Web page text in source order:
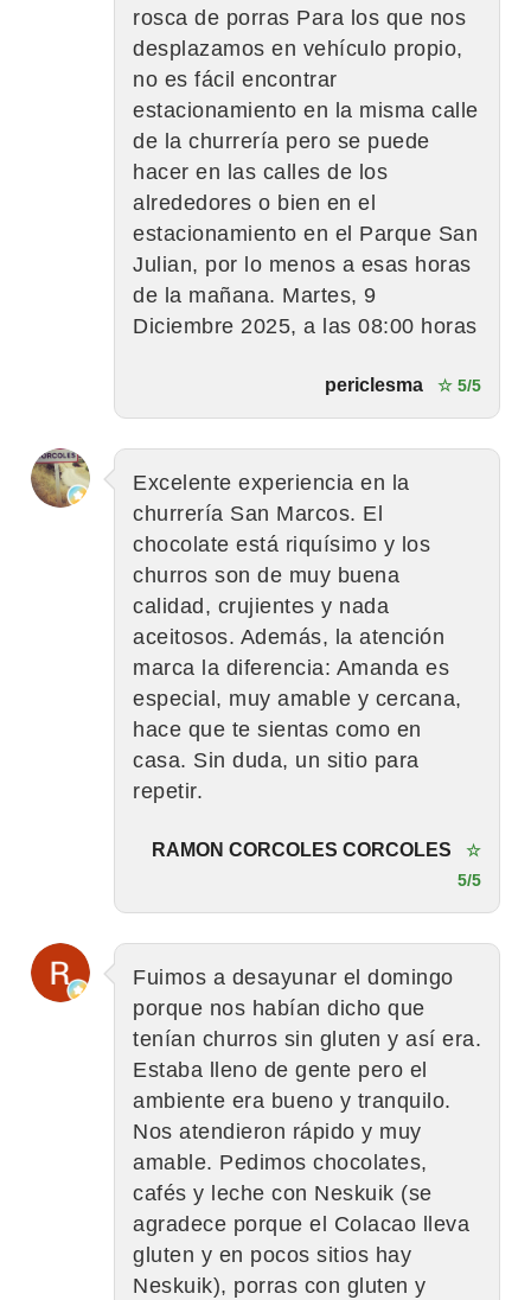
rosca de porras Para los que nos
desplazamos en vehículo propio,
no es fácil encontrar
estacionamiento en la misma calle
de la churrería pero se puede
hacer en las calles de los
alrededores o bien en el
estacionamiento en el Parque San
Julian, por lo menos a esas horas
de la mañana. Martes, 9
Diciembre 2025, a las 08:00 horas
periclesma ☆ 5/5
Excelente experiencia en la
churrería San Marcos. El
chocolate está riquísimo y los
churros son de muy buena
calidad, crujientes y nada
aceitosos. Además, la atención
marca la diferencia: Amanda es
especial, muy amable y cercana,
hace que te sientas como en
casa. Sin duda, un sitio para
repetir.
RAMON CORCOLES CORCOLES
☆
5/5
Fuimos a desayunar el domingo
porque nos habían dicho que
tenían churros sin gluten y así era.
Estaba lleno de gente pero el
ambiente era bueno y tranquilo.
Nos atendieron rápido y muy
amable. Pedimos chocolates,
cafés y leche con Neskuik (se
agradece porque el Colacao lleva
gluten y en pocos sitios hay
Neskuik), porras con gluten y